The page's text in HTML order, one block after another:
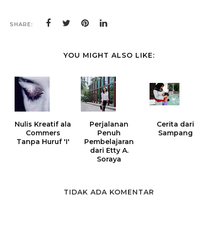
SHARE:
YOU MIGHT ALSO LIKE:
Nulis Kreatif ala
Commers
Tanpa Huruf 'I'
Perjalanan
Penuh
Pembelajaran
dari Etty A.
Soraya
Cerita dari
Sampang
TIDAK ADA KOMENTAR